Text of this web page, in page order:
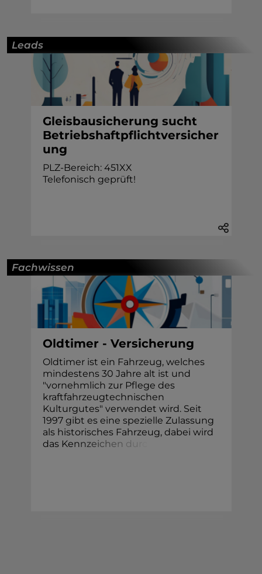
Leads
Gleisbausicherung sucht
Betriebshaftpflichtversicher
ung
PLZ-Bereich: 451XX
Telefonisch geprüft!
Fachwissen
Oldtimer - Versicherung
Oldtimer ist ein Fahrzeug, welches
mindestens 30 Jahre alt ist und
"vornehmlich zur Pflege des
kraftfahrzeugtechnischen
Kulturgutes" verwendet wird. Seit
1997 gibt es eine spezielle Zulassung
als historisches Fahrzeug, dabei wird
das Kennzeichen d u